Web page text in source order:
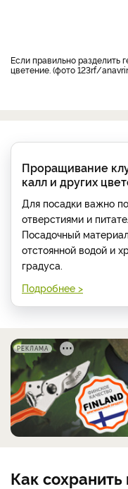
если правильно разделить георгины, можно ускорить их пышное
цветение. (фото 123rf/
Проращивание
калл и других
Для посадки важно
отверстиями и
Посадочный
отстоянной водой и
градуса.
Подробнее >
РЕКЛАМА
Как